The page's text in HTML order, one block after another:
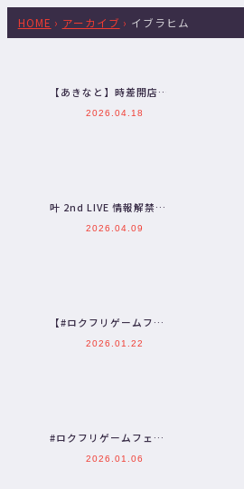
HOME › アーカイブ › イブラヒム
【あきなと】時差開店に
じパチ部出玉タッグバト
2026.04.18
叶 2nd LIVE 情報解禁SP
| 叶検定の時間だ～～
2026.04.09
【#ロクフリゲームフェ
スタ】LOCK ON FLEEK
2026.01.22
#ロクフリゲームフェス
タ 「Winning Post 10
2026.01.06